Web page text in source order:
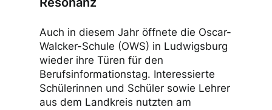
Sägen, Streichen und Backen -
Der Berufsinformationstag an
der OWS trifft auf große
Resonanz
Auch in diesem Jahr öffnete die Oscar-
Walcker-Schule (OWS) in Ludwigsburg